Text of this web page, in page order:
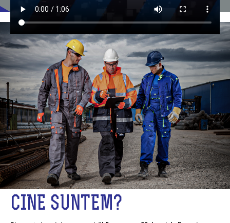
CINE SUNTEM?